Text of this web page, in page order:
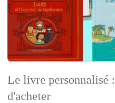
Le livre personnalisé
d'acheter